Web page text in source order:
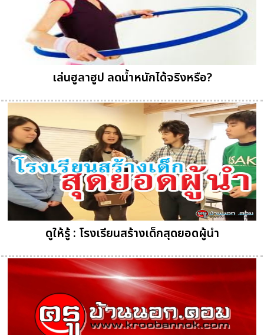
เล่นฮูลาฮูป ลดน้ำหนักได้จริงหรือ?
ดูให้รู้ : โรงเรียนสร้างเด็กสุดยอดผู้นำ